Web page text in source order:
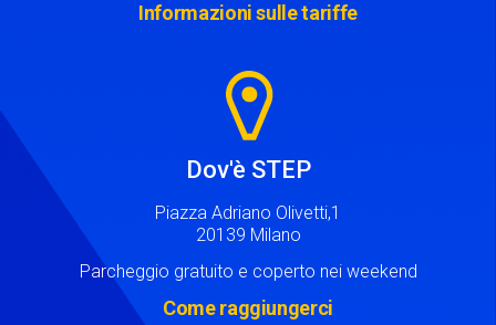
Informazioni sulle tariffe
Dov'è STEP
Piazza Adriano Olivetti,1
20139 Milano
Parcheggio gratuito e coperto nei weekend
Come raggiungerci